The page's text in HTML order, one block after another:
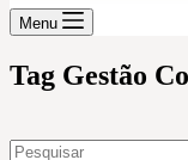
Menu
Tag Gestão